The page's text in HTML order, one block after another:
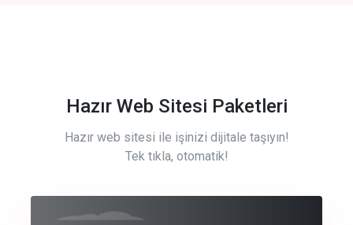
Hazır Web Sitesi Paketleri
Hazır web sitesi ile işinizi dijitale taşıyın!
Tek tıkla, otomatik!